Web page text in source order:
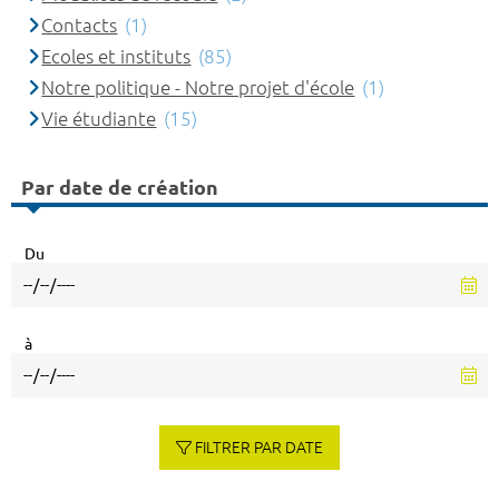
Contacts (1)
Ecoles et instituts (85)
Notre politique - Notre projet d'école (1)
Vie étudiante (15)
Par date de création
Du
à
FILTRER PAR DATE